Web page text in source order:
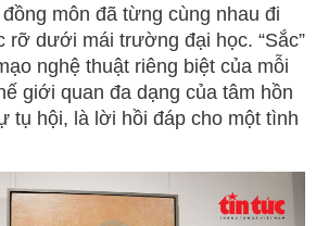
môn đã từng cùng nhau đi
rỡ dưới mái trường đại học. “Sắc”
nghệ thuật riêng biệt của mỗi
giới quan đa dạng của tâm hồn
tụ hội, là lời hồi đáp cho một tình